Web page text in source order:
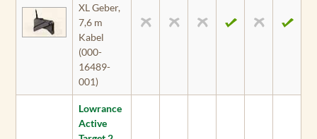
XL Geber,
7,6 m
Kabel
(000-
16489-
001)
Lowrance
Active